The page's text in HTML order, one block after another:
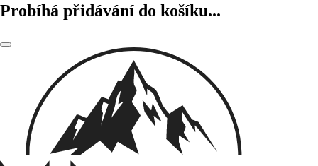
Probíhá přidávání do košíku...